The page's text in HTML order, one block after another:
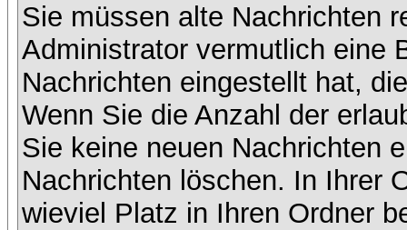
Sie müssen alte Nachrichten
Administrator vermutlich eine
Nachrichten eingestellt hat,
Wenn Sie die Anzahl der
Sie keine neuen Nachrichten
Nachrichten löschen. In Ihrer
wieviel Platz in Ihren Ordner